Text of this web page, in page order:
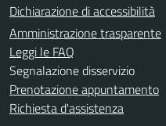
Dichiarazione di accessibilità
Amministrazione trasparente
Leggi le FAQ
Segnalazione disservizio
Prenotazione appuntamento
Richiesta d'assistenza